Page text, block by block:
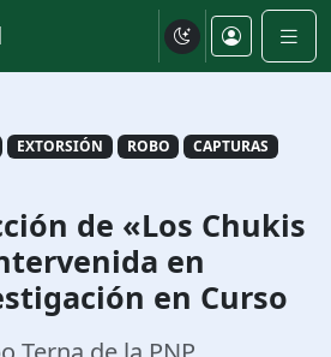
EXTORSIÓN ROBO
CAPTURAS
de «Los Chukis
en
en Curso